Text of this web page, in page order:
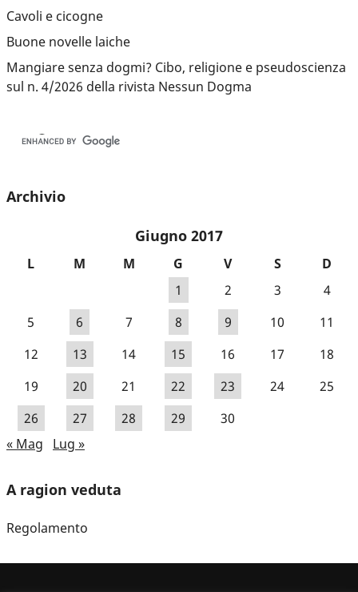
Cavoli e cicogne
Buone novelle laiche
Mangiare senza dogmi? Cibo, religione e pseudoscienza
sul n. 4/2026 della rivista Nessun Dogma
Archivio
Giugno 2017
L M M G V S
D
1
2 3
4
5
6 7 8 9 10
11
12
13 14 15 16 17
18
19
20 21 22 23 24
25
26
27 28 29
30
« Mag
Lug »
A ragion veduta
Regolamento